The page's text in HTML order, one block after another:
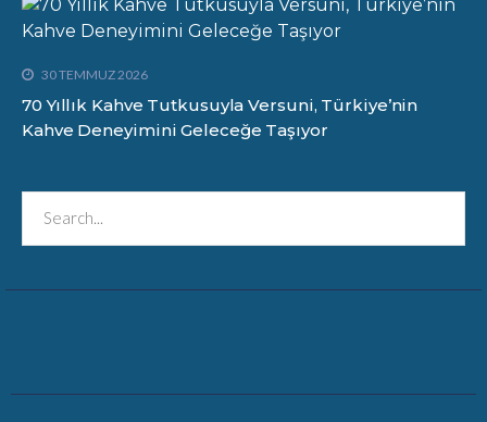
30 TEMMUZ 2026
70 Yıllık Kahve Tutkusuyla Versuni, Türkiye’nin
Kahve Deneyimini Geleceğe Taşıyor